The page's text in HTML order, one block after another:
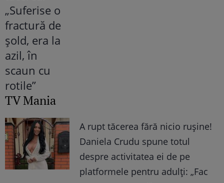
TV Mania
A rupt tăcerea fără nicio rușine!
Daniela Crudu spune totul
despre activitatea ei de pe
platformele pentru adulți: „Fac